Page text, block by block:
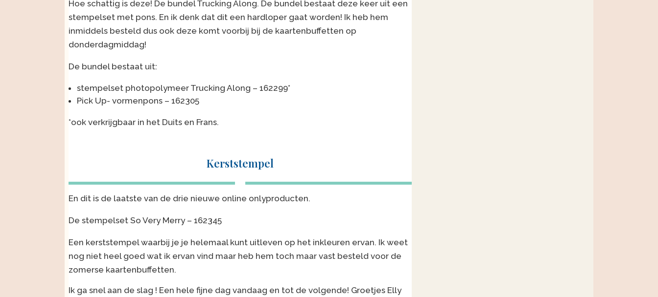
Hoe schattig is deze! De bundel Trucking Along. De bundel bestaat deze keer uit een
stempelset met pons. En ik denk dat dit een hardloper gaat worden! Ik heb hem
inmiddels besteld dus ook deze komt voorbij bij de kaartenbuffetten op
donderdagmiddag!
De bundel bestaat uit:
stempelset photopolymeer Trucking Along – 162299*
Pick Up- vormenpons – 162305
*ook verkrijgbaar in het Duits en Frans.
Kerststempel
En dit is de laatste van de drie nieuwe online onlyproducten.
De stempelset So Very Merry – 162345
Een kerststempel waarbij je je helemaal kunt uitleven op het inkleuren ervan. Ik weet
nog niet heel goed wat ik ervan vind maar heb hem toch maar vast besteld voor de
zomerse kaartenbuffetten.
Ik ga snel aan de slag ! Een hele fijne dag vandaag en tot de volgende! Groetjes Elly